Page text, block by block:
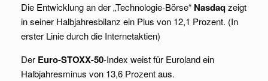
Die Entwicklung an der „Technologie-Börse“ Nasdaqzeigt
in seiner Halbjahresbilanz ein Plus von 12,1 Prozent. (In
erster Linie durch die Internetaktien)
Der Euro-STOXX-50-Index weist für Euroland ein
Halbjahresminus von 13,6 Prozent aus.